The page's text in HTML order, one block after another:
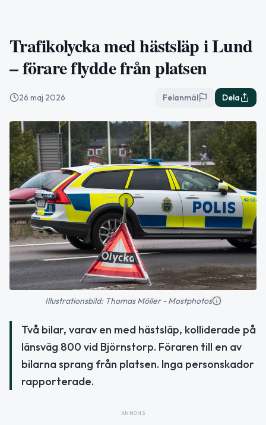
Trafikolycka med hästsläp i Lund
– förare flydde från platsen
26 maj 2026 Felanmäl Dela
Illustrationsbild: Thomas Möller - Mostphotos
Två bilar, varav en med hästsläp, kolliderade på
länsväg 800 vid Björnstorp. Föraren till en av
bilarna sprang från platsen. Inga personskador
rapporterade.
ANNONS